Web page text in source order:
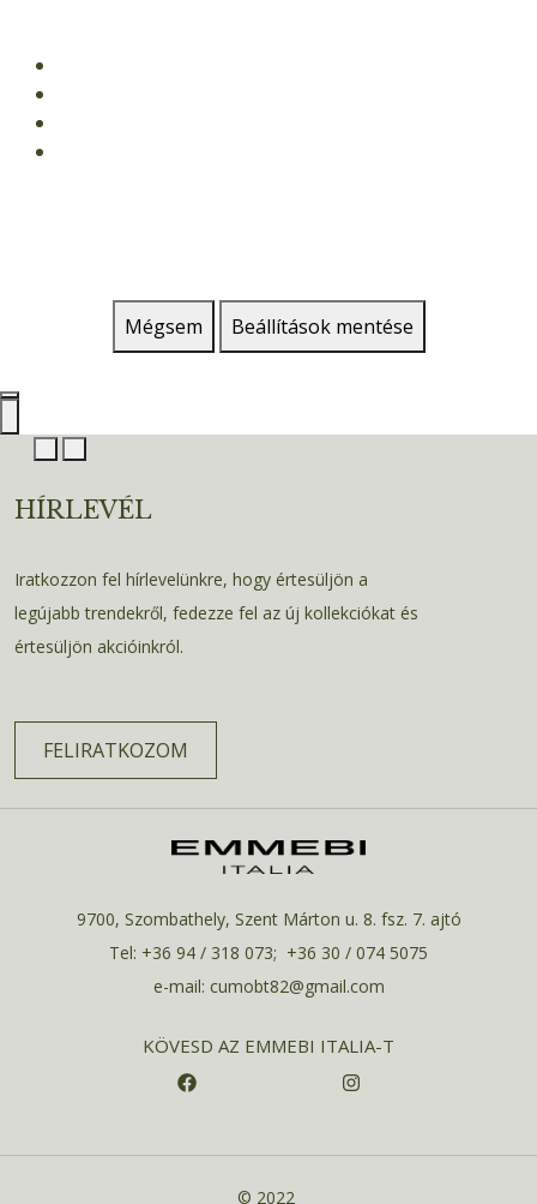
Mégsem Beállítások mentése
HÍRLEVÉL
Iratkozzon fel hírlevelünkre, hogy értesüljön a
legújabb trendekről, fedezze fel az új kollekciókat és
értesüljön akcióinkról.
FELIRATKOZOM
9700, Szombathely, Szent Márton u. 8. fsz. 7. ajtó
Tel: +36 94 / 318 073; +36 30 / 074 5075
e-mail: cumobt82@gmail.com
KÖVESD AZ EMMEBI ITALIA-T
© 2022